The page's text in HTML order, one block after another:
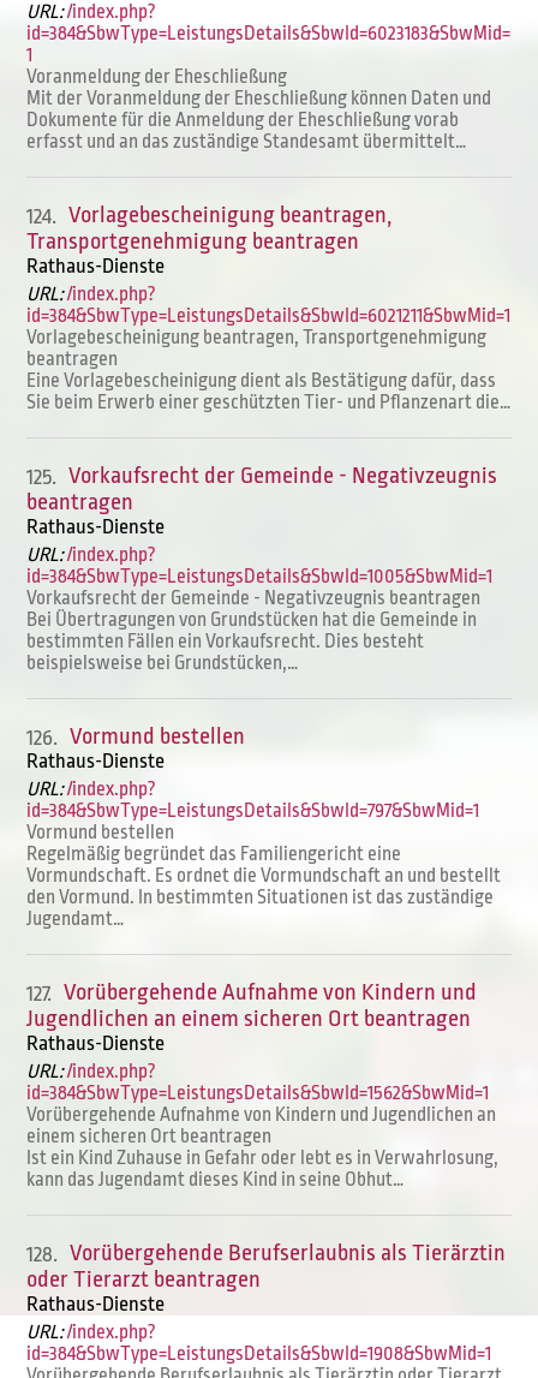
URL:/index.php?
id=384&SbwType=LeistungsDetails&SbwId=6023183&SbwMid=
1
Voranmeldung der Eheschließung
Mit der Voranmeldung der Eheschließung können Daten und
Dokumente für die Anmeldung der Eheschließung vorab
erfasst und an das zuständige Standesamt übermittelt…
124. Vorlagebescheinigung beantragen,
Transportgenehmigung beantragen
Rathaus-Dienste
URL:/index.php?
id=384&SbwType=LeistungsDetails&SbwId=6021211&SbwMid=1
Vorlagebescheinigung beantragen, Transportgenehmigung
beantragen
Eine Vorlagebescheinigung dient als Bestätigung dafür, dass
Sie beim Erwerb einer geschützten Tier- und Pflanzenart die…
125. Vorkaufsrecht der Gemeinde - Negativzeugnis
beantragen
Rathaus-Dienste
URL:/index.php?
id=384&SbwType=LeistungsDetails&SbwId=1005&SbwMid=1
Vorkaufsrecht der Gemeinde - Negativzeugnis beantragen
Bei Übertragungen von Grundstücken hat die Gemeinde in
bestimmten Fällen ein Vorkaufsrecht. Dies besteht
beispielsweise bei Grundstücken,…
126. Vormund bestellen
Rathaus-Dienste
URL:/index.php?
id=384&SbwType=LeistungsDetails&SbwId=797&SbwMid=1
Vormund bestellen
Regelmäßig begründet das Familiengericht eine
Vormundschaft. Es ordnet die Vormundschaft an und bestellt
den Vormund. In bestimmten Situationen ist das zuständige
Jugendamt…
127. Vorübergehende Aufnahme von Kindern und
Jugendlichen an einem sicheren Ort beantragen
Rathaus-Dienste
URL:/index.php?
id=384&SbwType=LeistungsDetails&SbwId=1562&SbwMid=1
Vorübergehende Aufnahme von Kindern und Jugendlichen an
einem sicheren Ort beantragen
Ist ein Kind Zuhause in Gefahr oder lebt es in Verwahrlosung,
kann das Jugendamt dieses Kind in seine Obhut…
128. Vorübergehende Berufserlaubnis als Tierärztin
oder Tierarzt beantragen
Rathaus-Dienste
URL:/index.php?
id=384&SbwType=LeistungsDetails&SbwId=1908&SbwMid=1